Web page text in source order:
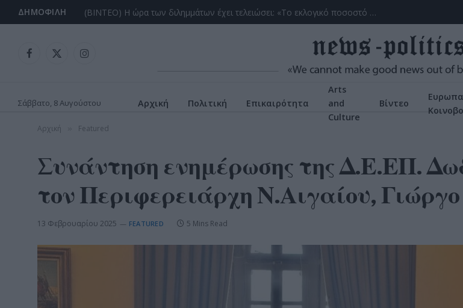
ΔΗΜΟΦΙΛΉ (ΒΙΝΤΕΟ) Η ώρα των διλημμάτων έχει τελειώσει: «Το εκλογικό ποσοστό του Αν. Σαμαρά θα είναι έκπληξη για όλους»
Facebook
X
Instagram
Σάββατο, 8 Αυγούστου Αρχική Πολιτική Επικαιρότητα
Arts
and
Culture
Βίντεο
Αρχική Featured
Συνάντηση ενημέρωσης της Δ.Ε.ΕΠ.
τον Περιφερειάρχη Ν.Αιγαίου,
13 Φεβρουαρίου 2025 FEATURED 5 Mins Read